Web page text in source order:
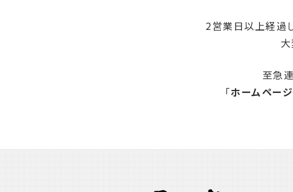
2営業日以上経過
至急
「ホームペー